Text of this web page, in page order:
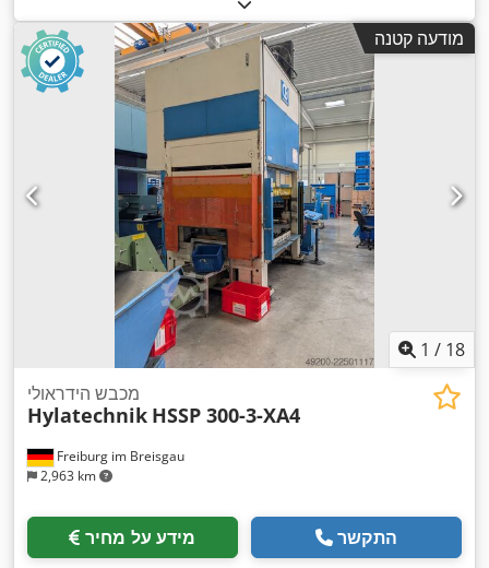
מודעה קטנה
1 / 18
Freiburg im Breisgau
2,963 km
מכבש הידראולי
Hylatechnik HSSP 300-3-XA4
מידע על מחיר התקשר